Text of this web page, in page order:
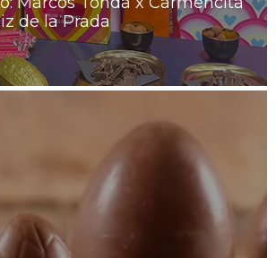
de la Prada